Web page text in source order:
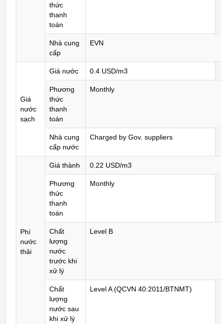
thức
thanh
toán
Nhà cung
cấp
EVN
Giá
nước
sạch
Giá nước 0.4 USD/m3
Phương
thức
thanh
toán
Monthly
Nhà cung
cấp nước
Charged by Gov. suppliers
Phí
nước
thải
Giá thành 0.22 USD/m3
Phương
thức
thanh
toán
Monthly
Chất
lượng
nước
trước khi
xử lý
Level B
Chất
lượng
nước sau
khi xử lý
Level A (QCVN 40:2011/BTNMT)